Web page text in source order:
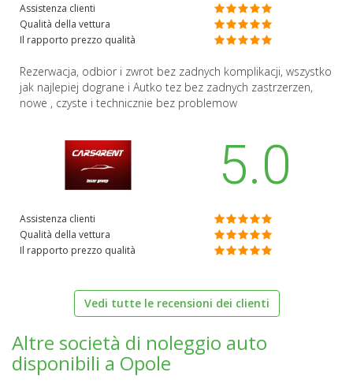
Assistenza clienti
Qualità della vettura
Il rapporto prezzo qualità
Rezerwacja, odbior i zwrot bez zadnych komplikacji, wszystko
jak najlepiej dograne i Autko tez bez zadnych zastrzerzen,
nowe , czyste i technicznie bez problemow
5.0
Assistenza clienti
Qualità della vettura
Il rapporto prezzo qualità
Vedi tutte le recensioni dei clienti
Altre società di noleggio auto
disponibili a Opole